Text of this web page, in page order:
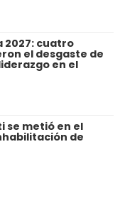
2027: cuatro
el desgaste de
en el
se metió en el
de